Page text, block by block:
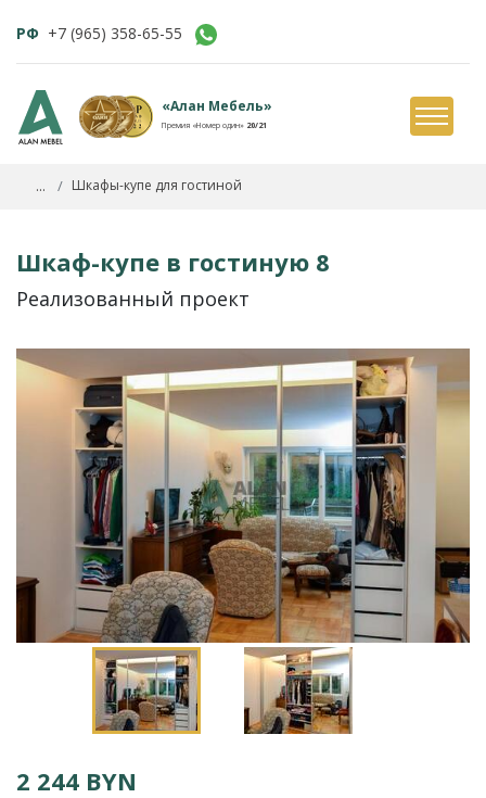
РФ +7 (965) 358-65-55
«Алан Мебель»
Премия «Номер один» 20/21
... Шкафы-купе для гостиной
Шкаф-купе в гостиную 8
Реализованный проект
2 244 BYN